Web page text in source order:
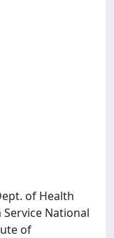
of Health
National
of